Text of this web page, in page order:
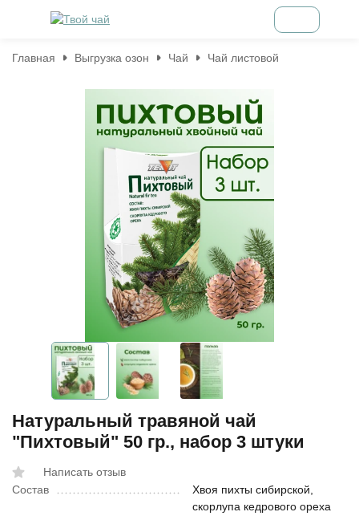
Главная Выгрузка озон Чай Чай листовой
Натуральный травяной чай
"Пихтовый" 50 гр., набор 3 штуки
Написать отзыв
Состав
Хвоя пихты сибирской,
скорлупа кедрового ореха